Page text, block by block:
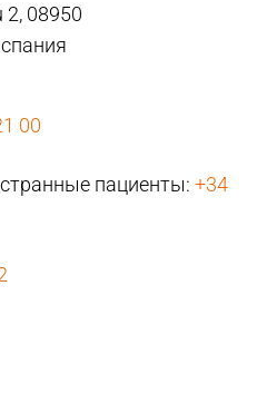
2, 08950
00
пациенты: +34